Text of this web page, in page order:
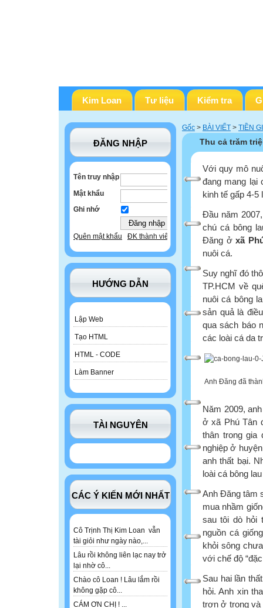
Kim Loan Tư liệu Kiểm tra
ĐĂNG NHẬP
Tên truy nhập
Mật khẩu
Ghi nhớ
Quên mật khẩu ĐK thành viên
HƯỚNG DẪN
Lập Web
Tạo HTML
HTML - CODE
Làm Banner
TÀI NGUYÊN
CÁC Ý KIẾN MỚI NHẤT
Cô Trịnh Thị Kim Loan vẫn
tài giỏi như ngày nào,...
Lâu rồi không liên lạc nay trở
lại nhờ cô...
Chào cô Loan ! Lâu lắm rồi
không gặp cô...
CÁM ƠN CHỊ ! ...
Gốc > BÀI VIẾT > TIỀN
Thu cả trăm
Với quy mô
đang mang lại
kinh tế gấp 4-5
Đầu năm
chú cá bông
Đăng ởxã
nuôi cá.
Suy nghĩ đó
TP.HCM về
nuôi cá bông
sản quả là
qua sách báo
các loài cá da
Anh Đăng đã
Năm 2009,
ở xã Phú Tân
thân trong gia
nghiệp ở
anh thất bại.
loài cá bông
Anh Đăng tâm
mua nhầm
sau tôi dò hỏi
nguồn cá
khỏi sông
với chế độ
Sau hai lần
hỏi. Anh xin
trơn ở trong và